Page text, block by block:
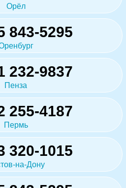
Орёл
843-5295
232-9837
Пенза
255-4187
Пермь
320-1015
на-Дону